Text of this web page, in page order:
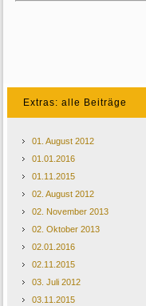
Extras: alle Beiträge
01. August 2012
01.01.2016
01.11.2015
02. August 2012
02. November 2013
02. Oktober 2013
02.01.2016
02.11.2015
03. Juli 2012
03.11.2015